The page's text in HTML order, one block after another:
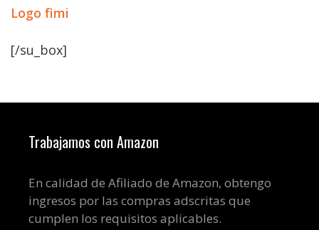
Logo fimi
[/su_box]
Trabajamos con Amazon
En calidad de Afiliado de Amazon, obtengo
ingresos por las compras adscritas que
cumplen los requisitos aplicables.